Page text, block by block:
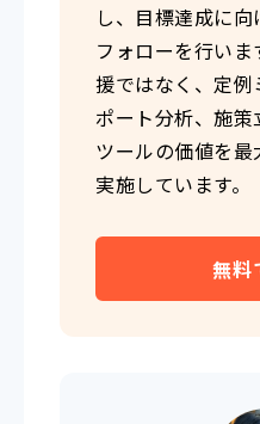
し、目標達成に
フォローを行い
援ではなく、定
ポート分析、施策
ツールの価値を
実施しています。
無料